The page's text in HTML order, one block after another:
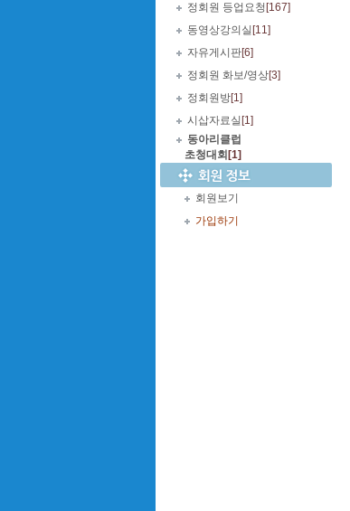
정회원 등업요청 [167]
동영상강의실 [11]
자유게시판[6]
정회원 화보/영상[3]
정회원방[1]
시삽자료실 [1]
동아리클럽
초청대회 [1]
회원보기
가입하기